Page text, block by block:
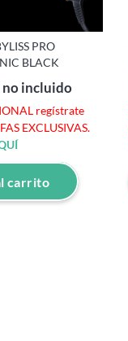
PRO
BLACK
no incluido
regístrate
EXCLUSIVAS.
carrito